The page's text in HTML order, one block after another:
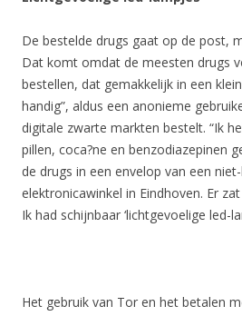
De bestelde drugs gaat op de post,
Dat komt omdat de meesten drugs
bestellen, dat gemakkelijk in een
handig”, aldus een anonieme
digitale zwarte markten bestelt. “Ik
pillen, coca?ne en benzodiazepinen
de drugs in een envelop van een
elektronicawinkel in Eindhoven. Er
Ik had schijnbaar ‘lichtgevoelige led-
Het gebruik van Tor en het betalen